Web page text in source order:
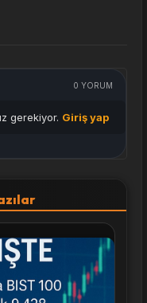
0 YORUM
gerekiyor. Giriş yap